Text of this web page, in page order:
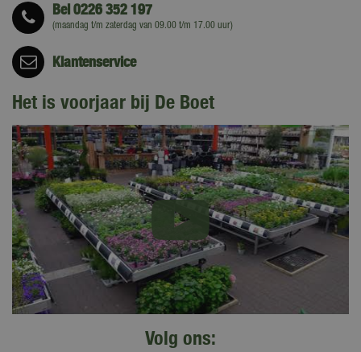
Bel0226 352 197
(maandag t/m zaterdag van 09.00 t/m 17.00 uur)
Klantenservice
Het is voorjaar bij De Boet
Volg ons: